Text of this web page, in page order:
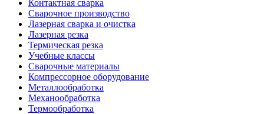
Контактная сварка
Сварочное производство
Лазерная сварка и очистка
Лазерная резка
Термическая резка
Учебные классы
Сварочные материалы
Компрессорное оборудование
Металлообработка
Механообработка
Термообработка